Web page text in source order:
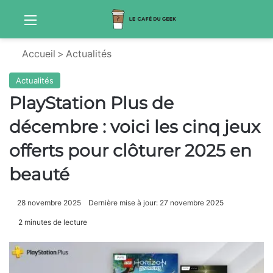
Menu
Accueil > Actualités
Actualités
PlayStation Plus de
décembre : voici les cinq jeux
offerts pour clôturer 2025 en
beauté
28 novembre 2025 Dernière mise à jour: 27 novembre 2025
2 minutes de lecture